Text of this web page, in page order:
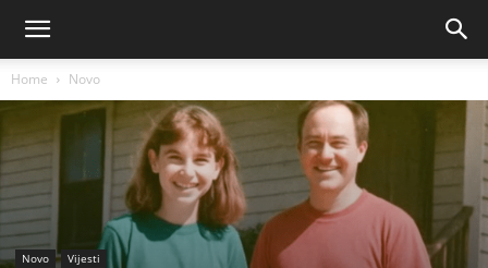
Home Novo
Novo Vijesti